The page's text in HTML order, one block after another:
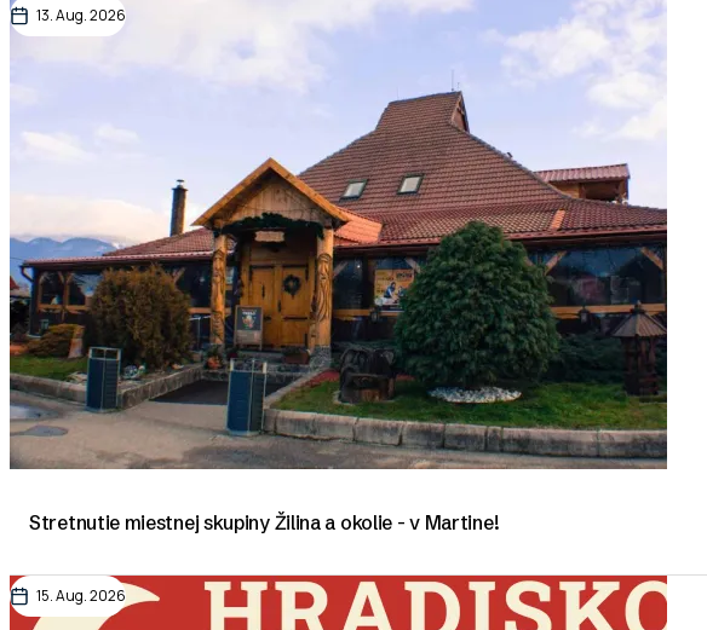
13. Aug. 2026
Stretnutie miestnej skupiny Žilina a okolie - v Martine!
15. Aug. 2026